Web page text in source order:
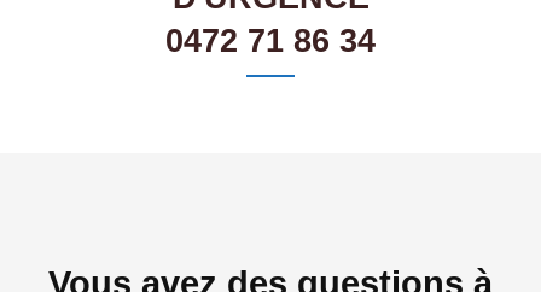
0472 71 86 34
Vous avez des questions à